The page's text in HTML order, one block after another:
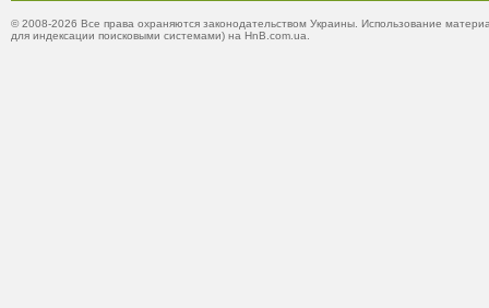
© 2008-2026 Все права охраняются законодательством Украины. Использование
для индексации поисковыми системами) на HnB.com.ua.